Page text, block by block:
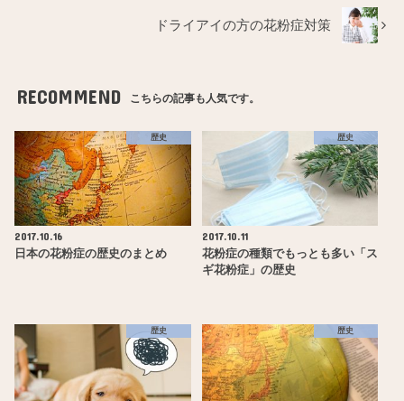
ドライアイの方の花粉症対策
RECOMMEND こちらの記事も人気です。
歴史
2017.10.16
日本の花粉症の歴史のまとめ
歴史
2017.10.11
花粉症の種類でもっとも多い「ス
ギ花粉症」の歴史
歴史 歴史